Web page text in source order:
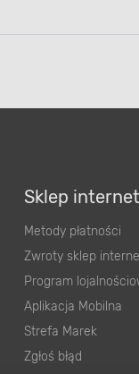
Sklep
Metody płatności
Zwroty sklep
Program
Aplikacja Mobilna
Strefa Marek
Zgłoś błąd